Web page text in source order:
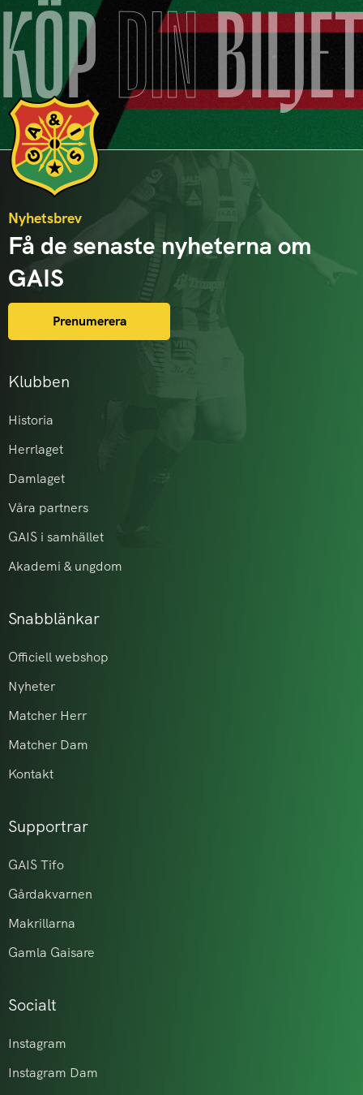
KÖPDIN
Klubben
Historia
Herrlaget
Damlaget
Våra partners
GAIS i samhället
Akademi & ungdom
Snabblänkar
Officiell webshop
Nyheter
Matcher Herr
Matcher Dam
Kontakt
Supportrar
GAIS Tifo
Gårdakvarnen
Makrillarna
Gamla Gaisare
Socialt
Instagram
Instagram Dam
Nyhetsbrev
Få de senaste nyheterna om
GAIS
Prenumerera